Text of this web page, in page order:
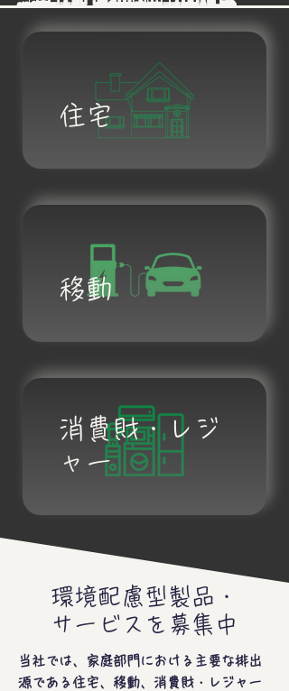
住宅
移動
消費財・レジ
ャー
環境配慮型製品・
サービスを募集中
当社では、家庭部門における主要な排出
源である住宅、移動、消費財・レジャー